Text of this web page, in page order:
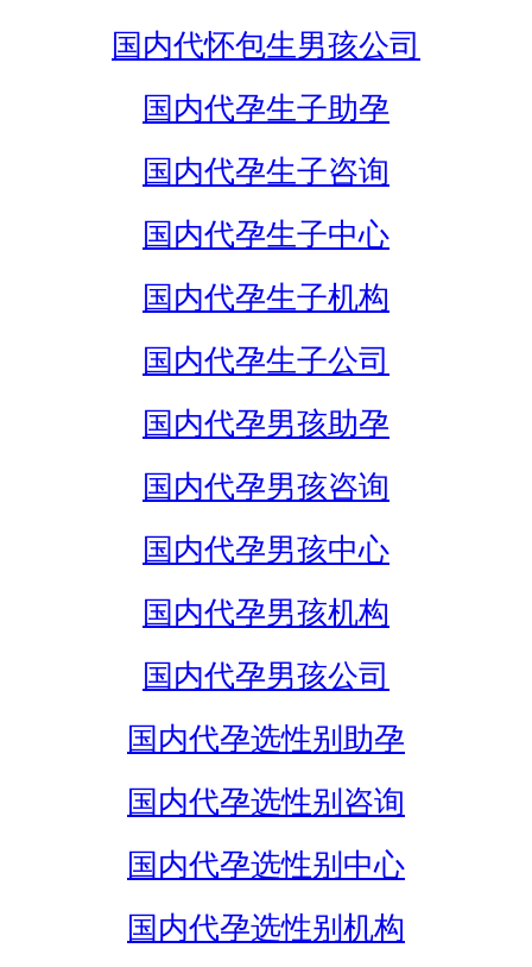
国内代怀包生男孩公司
国内代孕生子助孕
国内代孕生子咨询
国内代孕生子中心
国内代孕生子机构
国内代孕生子公司
国内代孕男孩助孕
国内代孕男孩咨询
国内代孕男孩中心
国内代孕男孩机构
国内代孕男孩公司
国内代孕选性别助孕
国内代孕选性别咨询
国内代孕选性别中心
国内代孕选性别机构